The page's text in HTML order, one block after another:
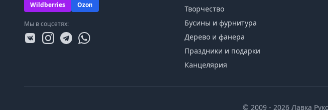
Wildberries
Ozon
Мы в соцсетях:
Творчество
Бусины и фурнитура
Дерево и фанера
Праздники и подарки
Канцелярия
© 2009 - 2026 Лавка